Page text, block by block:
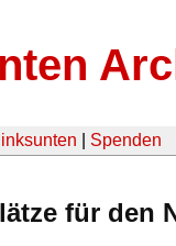
linksunten Spenden
für den